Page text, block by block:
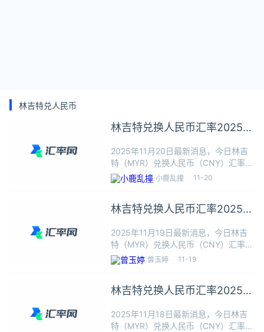
林吉特兑人民币
林吉特兑换人民币汇率2025年
2025年11月20日最新消息，今日林吉
特（MYR）兑换人民币（CNY）汇率：
1林吉特≈1.7069人民币，根据今日汇率
1林吉特可以兑换1.7069人民币，本站
价为准
小鹿乱撞 11-20
林吉特兑换人民币汇率2025年
2025年11月19日最新消息，今日林吉
特（MYR）兑换人民币（CNY）汇率：
1林吉特≈1.7115人民币，根据今日汇率
1林吉特可以兑换1.7115人民币，本站数
为准
曾玉婷 11-19
林吉特兑换人民币汇率2025年
2025年11月18日最新消息，今日林吉
特（MYR）兑换人民币（CNY）汇率：